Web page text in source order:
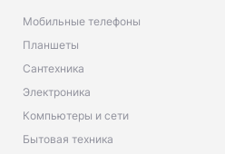
Мобильные телефоны
Планшеты
Сантехника
Электроника
Компьютеры и сети
Бытовая техника